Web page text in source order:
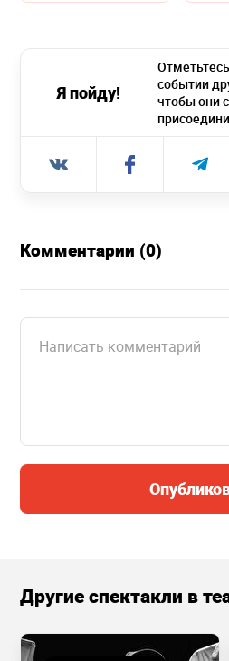
Я пойду!
событии
чтобы они
Комментарии (0)
Другие спектакли в